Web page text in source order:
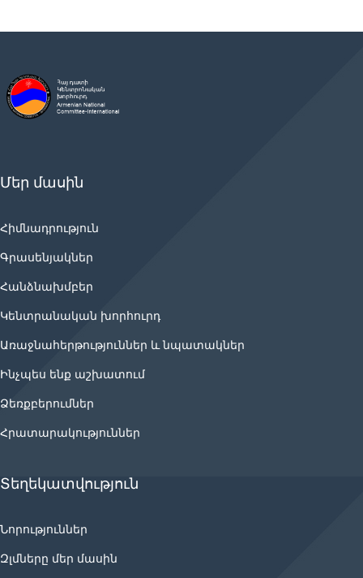
Մեր մասին
Հիմնադրություն
Գրասենյակներ
Հանձնախմբեր
Կենտրանական խորհուրդ
Առաջնահերթություններ և նպատակներ
Ինչպես ենք աշխատում
Ձեռքբերումներ
Հրատարակություններ
Տեղեկատվություն
Նորություններ
Զլմները մեր մասին